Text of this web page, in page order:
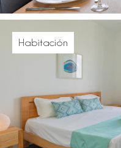
Habitación